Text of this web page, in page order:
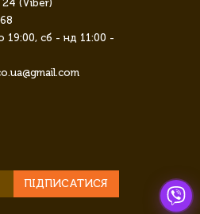
(Viber)
19:00, сб - нд 11:00 -
ПІДПИСАТИСЯ